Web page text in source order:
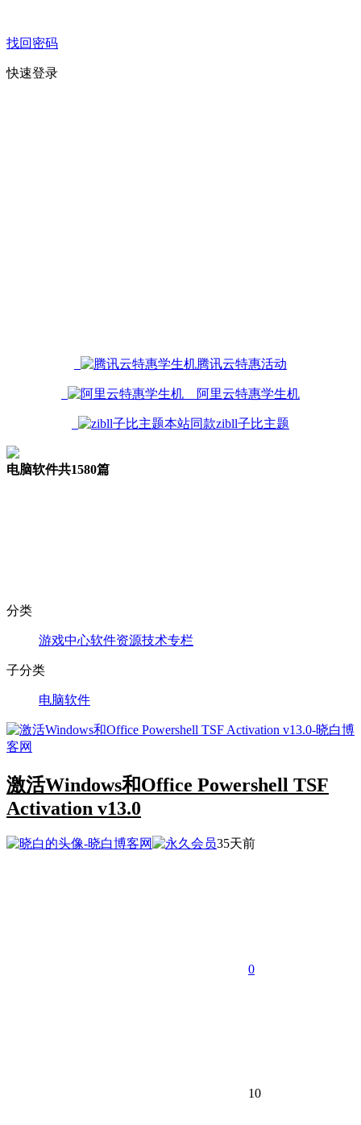
找回密码
快速登录
腾讯云特惠活动
阿里云特惠学生机
本站同款zibll子比主题
电脑软件共1580篇
分类
游戏中心软件资源技术专栏
子分类
电脑软件
激活Windows和Office Powershell TSF
Activation v13.0
35天前
0
10